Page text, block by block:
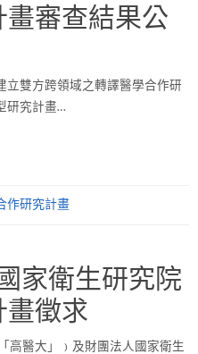
畫審查結果公
立雙方跨領域之轉譯醫學合作研
研究計畫…
作研究計畫
家衛生研究院
畫徵求
高醫大」﹚及財團法人國家衛生